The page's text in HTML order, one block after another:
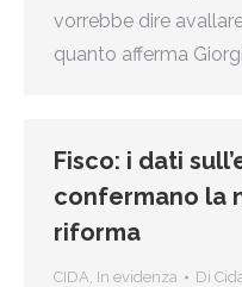
vorrebbe dire
quanto afferma
Fisco: i dati
confermano la
riforma
CIDA, In evidenza Di